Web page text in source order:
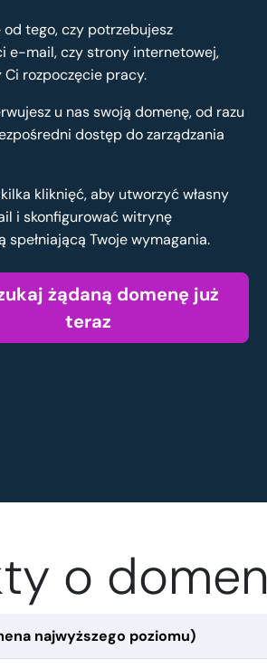
od tego, czy potrzebujesz
e-mail, czy strony internetowej,
Ci rozpoczęcie pracy.
u nas swoją domenę, od razu
dostęp do zarządzania
kliknięć, aby utworzyć własny
i skonfigurować witrynę
spełniającą Twoje wymagania.
żądaną domenę już
teraz
o
najwyższego poziomu)